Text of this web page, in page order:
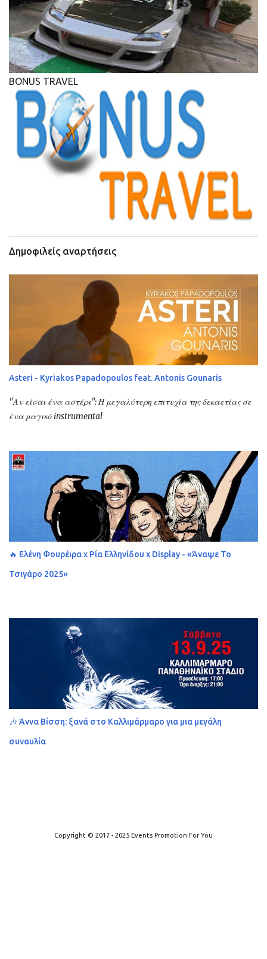
BONUS TRAVEL
Δημοφιλείς αναρτήσεις
Asteri - Kyriakos Papadopoulos feat. Antonis Gounaris
"Αν είσαι ένα αστέρι": Η μεγαλύτερη επιτυχία της δεκαετίας σε
ένα μαγικό instrumental
🔥 Ελένη Φουρέιρα x Ρία Ελληνίδου x Display - «Άναψε Το
Τσιγάρο 2025»
🎶 Άννα Βίσση: ξανά στο Καλλιμάρμαρο για μια μεγάλη
συναυλία
Copyright © 2017 - 2025 Events Promotion For You